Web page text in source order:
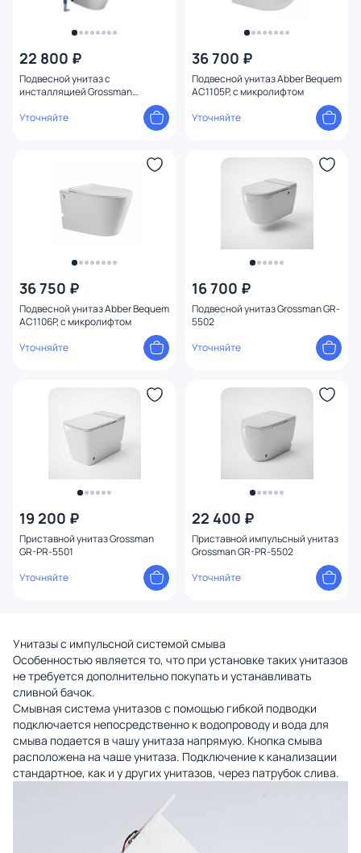
22 800 ₽
Подвесной унитаз с
инсталляцией Grossman
Уточняйте
36 700 ₽
Подвесной унитаз Abber Bequem
AC1105P, с микролифтом
Уточняйте
36 750 ₽
Подвесной унитаз Abber Bequem
AC1106P, с микролифтом
Уточняйте
16 700 ₽
Подвесной унитаз Grossman GR-
5502
Уточняйте
19 200 ₽
Приставной унитаз Grossman
GR-PR-5501
Уточняйте
22 400 ₽
Приставной импульсный унитаз
Grossman GR-PR-5502
Уточняйте
Унитазы с импульсной системой смыва
Особенностью является то, что при установке таких унитазов
не требуется дополнительно покупать и устанавливать
сливной бачок.
Смывная система унитазов с помощью гибкой подводки
подключается непосредственно к водопроводу и вода для
смыва подается в чашу унитаза напрямую. Кнопка смыва
расположена на чаше унитаза. Подключение к канализации
стандартное, как и у других унитазов, через патрубок слива.